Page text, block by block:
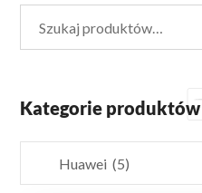
Kategorie produktów